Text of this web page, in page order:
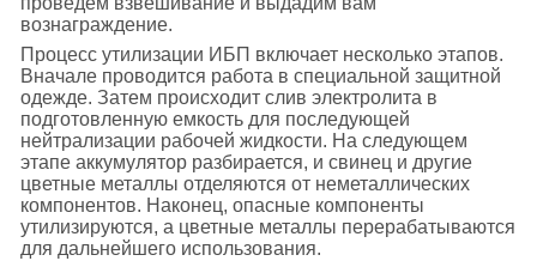
вознаграждение.
Процесс утилизации ИБП включает несколько этапов.
Вначале проводится работа в специальной защитной
одежде. Затем происходит слив электролита в
подготовленную емкость для последующей
нейтрализации рабочей жидкости. На следующем
этапе аккумулятор разбирается, и свинец и другие
цветные металлы отделяются от неметаллических
компонентов. Наконец, опасные компоненты
утилизируются, а цветные металлы перерабатываются
для дальнейшего использования.